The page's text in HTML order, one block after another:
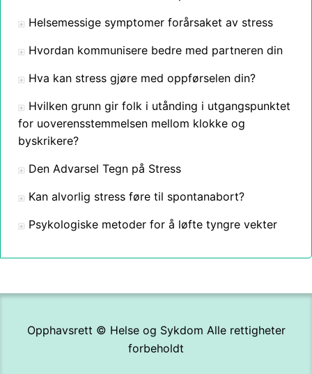
Helsemessige symptomer forårsaket av stress
Hvordan kommunisere bedre med partneren din
Hva kan stress gjøre med oppførselen din?
Hvilken grunn gir folk i utånding i utgangspunktet
for uoverensstemmelsen mellom klokke og
byskrikere?
Den Advarsel Tegn på Stress
Kan alvorlig stress føre til spontanabort?
Psykologiske metoder for å løfte tyngre vekter
Opphavsrett © Helse og Sykdom Alle rettigheter
forbeholdt